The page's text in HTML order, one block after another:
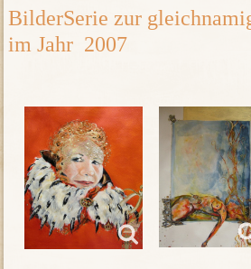
BilderSerie zur
im Jahr 2007